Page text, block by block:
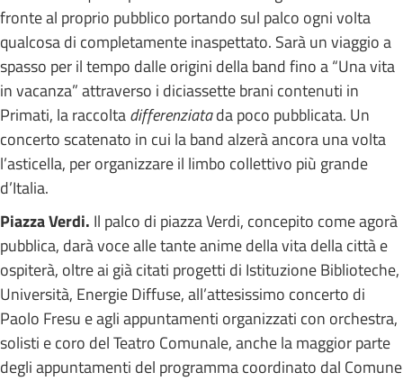
fronte al proprio pubblico portando sul palco ogni volta
qualcosa di completamente inaspettato. Sarà un viaggio a
spasso per il tempo dalle origini della band fino a “Una vita
in vacanza” attraverso i diciassette brani contenuti in
Primati, la raccoltadifferenziatada poco pubblicata. Un
concerto scatenato in cui la band alzerà ancora una volta
l’asticella, per organizzare il limbo collettivo più grande
d’Italia.
Piazza Verdi. Il palco di piazza Verdi, concepito come agorà
pubblica, darà voce alle tante anime della vita della città e
ospiterà, oltre ai già citati progetti di Istituzione Biblioteche,
Università, Energie Diffuse, all’attesissimo concerto di
Paolo Fresu e agli appuntamenti organizzati con orchestra,
solisti e coro del Teatro Comunale, anche la maggior parte
degli appuntamenti del programma coordinato dal Comune